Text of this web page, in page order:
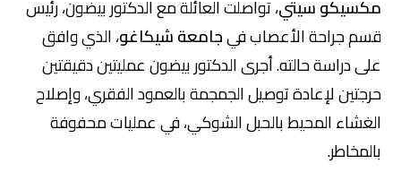
مكسيكو سيتي، تواصلت العائلة مع الدكتور بيضون، رئيس
قسم جراحة الأعصاب فيجامعة شيكاغو، الذي وافق
على دراسة حالته. أجرى الدكتور بيضون عمليتين دقيقتين
حرجتين لإعادة توصيل الجمجمة بالعمود الفقري، وإصلاح
الغشاء المحيط بالحبل الشوكي، في عمليات محفوفة
بالمخاطر.